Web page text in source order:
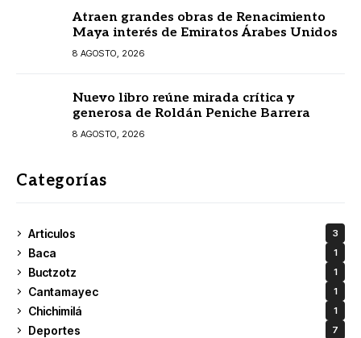
Atraen grandes obras de Renacimiento
Maya interés de Emiratos Árabes Unidos
8 AGOSTO, 2026
Nuevo libro reúne mirada crítica y
generosa de Roldán Peniche Barrera
8 AGOSTO, 2026
Categorías
Articulos 3
Baca 1
Buctzotz 1
Cantamayec 1
Chichimilá 1
Deportes 7